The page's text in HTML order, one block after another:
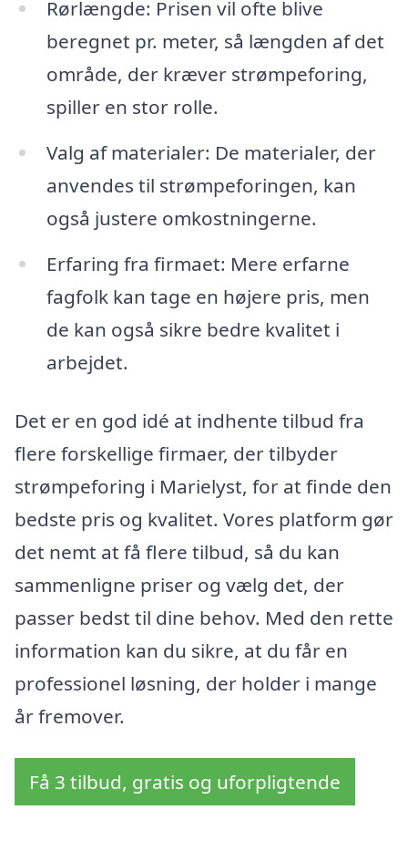
Rørlængde: Prisen vil ofte blive
beregnet pr. meter, så længden af det
område, der kræver strømpeforing,
spiller en stor rolle.
Valg af materialer: De materialer, der
anvendes til strømpeforingen, kan
også justere omkostningerne.
Erfaring fra firmaet: Mere erfarne
fagfolk kan tage en højere pris, men
de kan også sikre bedre kvalitet i
arbejdet.
Det er en god idé at indhente tilbud fra
flere forskellige firmaer, der tilbyder
strømpeforing i Marielyst, for at finde den
bedste pris og kvalitet. Vores platform gør
det nemt at få flere tilbud, så du kan
sammenligne priser og vælg det, der
passer bedst til dine behov. Med den rette
information kan du sikre, at du får en
professionel løsning, der holder i mange
år fremover.
Få 3 tilbud, gratis og uforpligtende